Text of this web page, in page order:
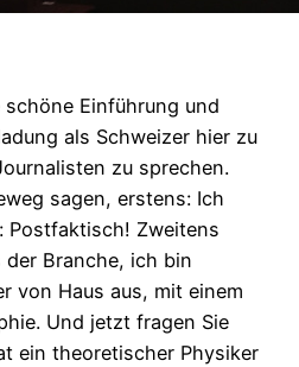
Einführung und
als Schweizer hier zu
zu sprechen.
sagen, erstens: Ich
Postfaktisch! Zweitens
Branche, ich bin
von Haus aus, mit einem
Und jetzt fragen Sie
ein theoretischer Physiker